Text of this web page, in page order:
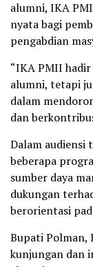
alumni, IKA
nyata bagi
pengabdian
“IKA PMII hadir
alumni, tetapi
dalam
dan
Dalam audiensi
beberapa
sumber daya
dukungan
berorientasi
Bupati Polman,
kunjungan dan